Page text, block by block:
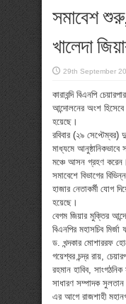
সমাবেশ শুরু,
খালেদা
29th September
কারাবন্দি বিএনপি
আন্দোলনের অংশ হিসেবে
হয়েছে।
রবিবার (২৯
মাধ্যমে
মঞ্চে আসন গ্রহণ করেন।
সমাবেশে বিভাগের
হাজার নেতাকর্মী যোগ
হয়েছে।
বেগম জিয়ার মুক্তির
বিএনপির মহাসচিব
ড. খন্দকার মোশাররফ
গয়েশ্বর চন্দ্র রায়,
রহমান হাবিব,
সাধারণ সম্পাদক
এর আগে রাজশাহী